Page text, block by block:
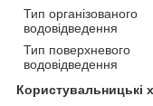
Тип організованого
водовідведення
Тип поверхневого
водовідведення
Користувальницькі